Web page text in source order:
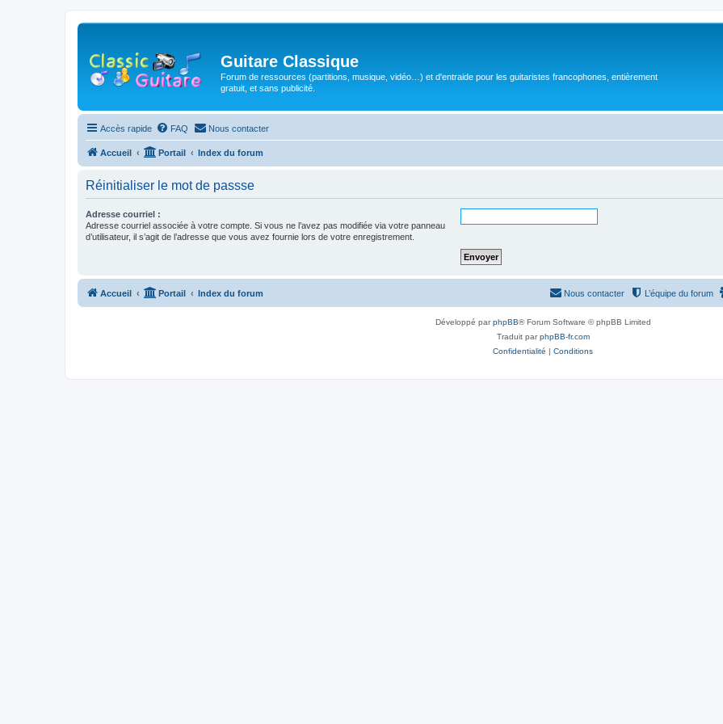
Guitare Classique
Forum de ressources (partitions, musique, vidéo…) et d'entraide pour les guitaristes francophones, entièrement
gratuit, et sans publicité.
Accès rapide FAQ Nous contacter
Accueil Portail Index du forum
Réinitialiser le mot de passse
Adresse courriel :
Adresse courriel associée à votre compte. Si vous ne l’avez pas modifiée via votre panneau
d’utilisateur, il s’agit de l’adresse que vous avez fournie lors de votre enregistrement.
Accueil Portail Index du forum L’équipe du forum
Nous contacter
Développé parphpBB® Forum Software © phpBB Limited
Traduit parphpBB-fr.com
Confidentialité | Conditions